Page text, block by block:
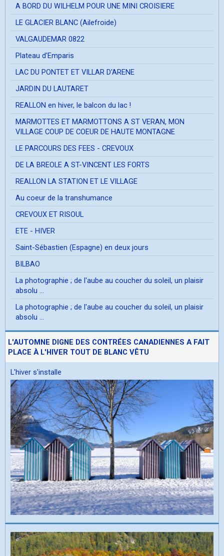
A BORD DU WILHELM POUR UNE MINI CROISIERE
LE GLACIER BLANC (Ailefroide)
VALGAUDEMAR 0822
Plateau d'Emparis
LAC DU PONTET ET VILLAR D'ARENE
JARDIN DU LAUTARET
REALLON en hiver, le balcon du lac !
MARMOTTES ET MARMOTTONS A ST VERAN, MON
VILLAGE COUP DE COEUR DE HAUTE MONTAGNE
LE PARCOURS DES FEES - CREVOUX
DE LA BREOLE A ST-VINCENT LES FORTS
REALLON LA STATION ET LE VILLAGE
Au coeur de la transhumance
CREVOUX ET RISOUL
ETE - HIVER
Saint-Sébastien (Espagne) en deux jours
BILBAO
La photographie ; de l'aube au coucher du soleil, un plaisir
absolu ...
La photographie ; de l'aube au coucher du soleil, un plaisir
absolu ...
L'AUTOMNE DIGNE DES CONTRÉES CANADIENNES A FAIT
PLACE À L'HIVER TOUT DE BLANC VÊTU
L'hiver s'installe